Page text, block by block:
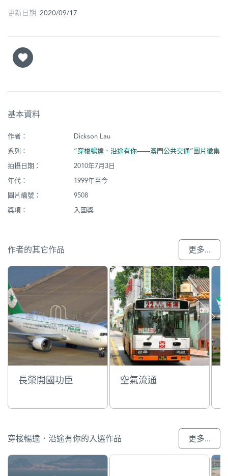
更新日期 2020/09/17
基本資料
作者：
Dickson Lau
系列：
“穿梭暢達．沿途有你——澳門公共交通”圖片徵集
拍攝日期：
2010年7月3日
年代：
1999年至今
圖片編號：
9508
獎項：
入圍獎
作者的其它作品 更多...
長榮開國功臣 空氣流通
穿梭暢達．沿途有你的入選作品 更多...